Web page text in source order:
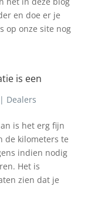
en doe er je
op onze site nog
is een
| Dealers
is het erg fijn
de kilometers te
indien nodig
Het is
zien dat je